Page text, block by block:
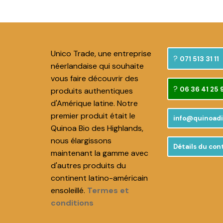
Unico Trade, une entreprise
néerlandaise qui souhaite
vous faire découvrir des
produits authentiques
d'Amérique latine. Notre
premier produit était le
Quinoa Bio des Highlands,
nous élargissons
maintenant la gamme avec
d'autres produits du
continent latino-américain
ensoleillé. Termes et
conditions
071 513 31 11
06 36 41 25
Détails du